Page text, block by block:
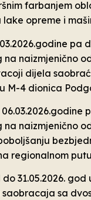
farbanjem
opreme i
naizmjenično
dijela
M-4 dionica
naizmjenično
regionalnom
31.05.2026.
sa